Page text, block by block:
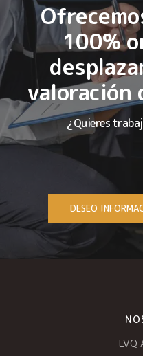
100%
valoración
¿Quieres
DESEO
LVQ